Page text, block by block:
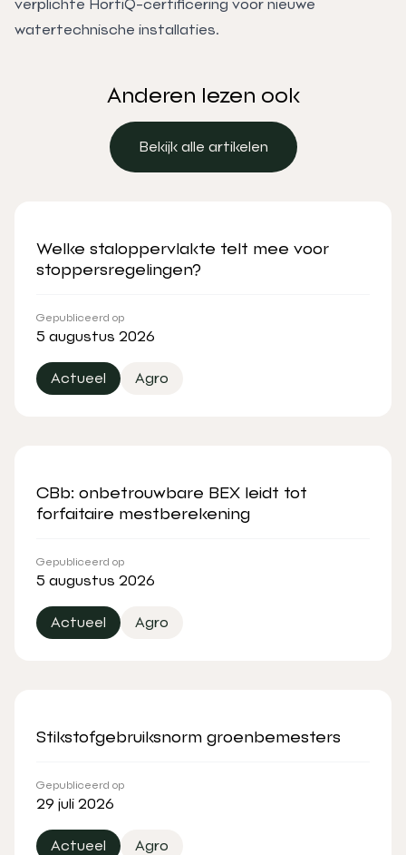
verplichte HortiQ-certificering voor nieuwe
watertechnische installaties.
Anderen lezen ook
Bekijk alle artikelen
Welke staloppervlakte telt mee voor
stoppersregelingen?
Gepubliceerd op
5 augustus 2026
Actueel Agro
CBb: onbetrouwbare BEX leidt tot
forfaitaire mestberekening
Gepubliceerd op
5 augustus 2026
Actueel Agro
Stikstofgebruiksnorm groenbemesters
Gepubliceerd op
29 juli 2026
Actueel Agro